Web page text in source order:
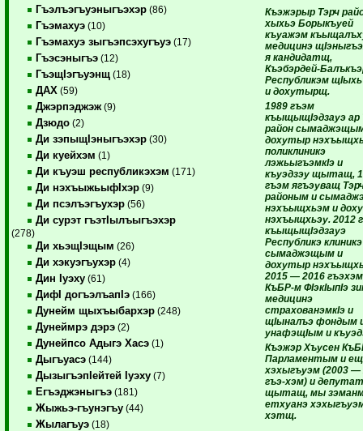
Гъэлъэгъуэныгъэхэр (86)
Гъэмахуэ (10)
Гъэмахуэ зыгъэпсэхугъуэ (17)
Гъэсэныгъэ (12)
ГъэщIэгъуэнщ (18)
ДАХ (59)
Джэрпэджэж (9)
Дзюдо (2)
Ди зэпыщIэныгъэхэр (30)
Ди куейхэм (1)
Ди къуэш республикэхэм (171)
Ди нэхъыжьыфIхэр (9)
Ди псэлъэгъухэр (56)
Ди сурэт гъэтIылъыгъэхэр
(278)
Ди хьэщIэщым (26)
Ди хэкуэгъухэр (4)
Дин Iуэху (61)
ДифI догъэлъапIэ (166)
Дунейм щыхъыбархэр (248)
Дунеймрэ дэрэ (2)
Дунейпсо Адыгэ Хасэ (1)
Дыгъуасэ (144)
ДызыгъэпIейтей Iуэху (7)
Егъэджэныгъэ (181)
Жыжьэ-гъунэгъу (44)
Жылагъуэ (18)
Къэжэрыр Тэрч
хыхьэ Борыкъуей
къуажэм
медицинэ
я кандидатщ,
Къэбэрдей-
Республикэм щIыхь
и дохутырщ.
1989 гъэм
къыщыщIэдзауэ ар
район
дохутыр
поликлиникэ
лэжьыгъэмкIэ и
къуэдзэу щытащ,
гъэм ягъэуващ
районым и
нэхъыщхьэм и
нэхъыщхьэу. 2012
къыщыщIэдзауэ
Республикэ клиникэ
сымаджэщым и
дохутыр
2015 — 2016 гъэхэм
КъБР-м ФIэкIыпIэ
медицинэ
страхованэмкIэ и
щIыналъэ фондым
унафэщIым и
Къэжэр Хъусен
Парламентым и
хэхыгъуэм (2003 —
гъэ-хэм) и
щытащ, мы
етхуанэ
хэтщ.